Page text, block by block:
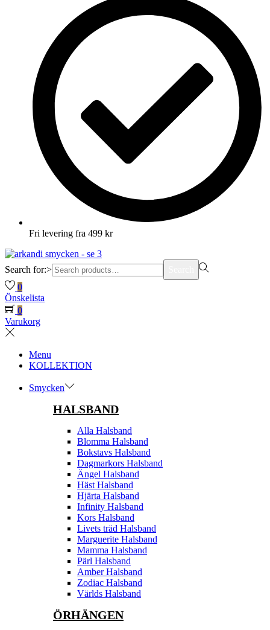
Fri levering fra 499 kr
Search for:>
0
Önskelista
0
Varukorg
Menu
KOLLEKTION
Smycken
HALSBAND
Alla Halsband
Blomma Halsband
Bokstavs Halsband
Dagmarkors Halsband
Ängel Halsband
Häst Halsband
Hjärta Halsband
Infinity Halsband
Kors Halsband
Livets träd Halsband
Marguerite Halsband
Mamma Halsband
Pärl Halsband
Amber Halsband
Zodiac Halsband
Världs Halsband
ÖRHÄNGEN